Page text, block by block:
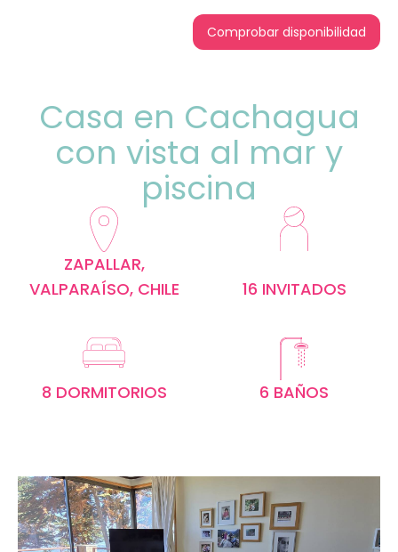
Comprobar disponibilidad
Casa en Cachagua
con vista al mar y
piscina
ZAPALLAR,
VALPARAÍSO, CHILE
16 INVITADOS
8 DORMITORIOS 6 BAÑOS